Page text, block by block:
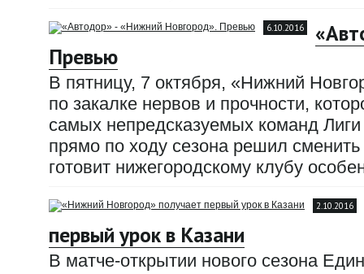
6.10.2016
Превью
В пятницу, 7 октября, «Нижний
по закалке нервов и прочности,
самых непредсказуемых команд
прямо по ходу сезона решил сменить
готовит нижегородскому клубу
2.10.2016
первый урок в Казани
В матче-открытии нового сезона